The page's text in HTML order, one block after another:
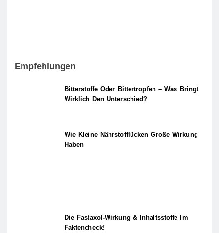
Empfehlungen
Bitterstoffe Oder Bittertropfen – Was Bringt
Wirklich Den Unterschied?
Wie Kleine Nährstofflücken Große Wirkung
Haben
Die Fastaxol-Wirkung & Inhaltsstoffe Im
Faktencheck!